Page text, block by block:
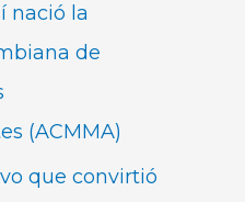
nació la
de
(ACMMA)
que convirtió